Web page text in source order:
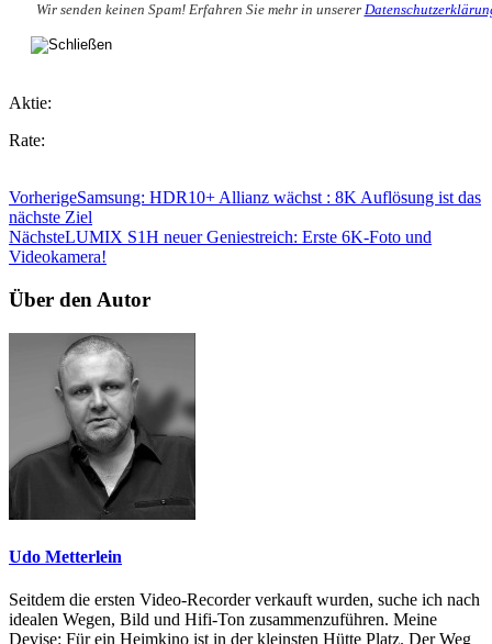
Wir senden keinen Spam! Erfahren Sie mehr in unserer
Aktie:
Rate:
VorherigeSamsung: HDR10+ Allianz wächst : 8K Auflösung ist das
nächste Ziel
NächsteLUMIX S1H neuer Geniestreich: Erste 6K-Foto und
Videokamera!
Über den Autor
Udo Metterlein
Seitdem die ersten Video-Recorder verkauft wurden, suche ich nach
idealen Wegen, Bild und Hifi-Ton zusammenzuführen. Meine
Devise: Für ein Heimkino ist in der kleinsten Hütte Platz. Der Weg